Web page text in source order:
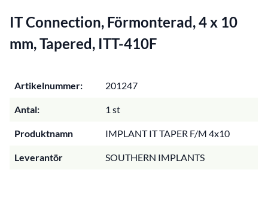
IT Connection, Förmonterad, 4 x 10
mm, Tapered, ITT-410F
Artikelnummer: 201247
Antal: 1 st
Produktnamn IMPLANT IT TAPER F/M 4x10
Leverantör SOUTHERN IMPLANTS